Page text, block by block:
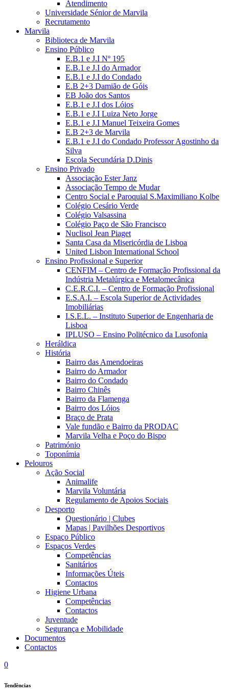
Atendimento
Universidade Sénior de Marvila
Recrutamento
Marvila
Biblioteca de Marvila
Ensino Público
E.B.1 e J.I Nº 195
E.B.1 e J.I do Armador
E.B.1 e J.I do Condado
E.B 2+3 Damião de Góis
EB João dos Santos
E.B.1 e J.I dos Lóios
E.B.1 e J.I Luiza Neto Jorge
E.B.1 e J.I Manuel Teixeira Gomes
E.B 2+3 de Marvila
E.B.1 e J.I do Condado Professor Agostinho da
Silva
Escola Secundária D.Dinis
Ensino Privado
Associação Ester Janz
Associação Tempo de Mudar
Centro Social e Paroquial S.Maximiliano Kolbe
Colégio Cesário Verde
Colégio Valsassina
Colégio Paço de São Francisco
Nuclisol Jean Piaget
Santa Casa da Misericórdia de Lisboa
United Lisbon International School
Ensino Profissional e Superior
CENFIM – Centro de Formação Profissional da
Indústria Metalúrgica e Metalomecânica
C.E.R.C.I. – Centro de Formação Profissional
E.S.A.I. – Escola Superior de Actividades
Imobiliárias
I.S.E.L. – Instituto Superior de Engenharia de
Lisboa
IPLUSO – Ensino Politécnico da Lusofonia
Heráldica
História
Bairro das Amendoeiras
Bairro do Armador
Bairro do Condado
Bairro Chinês
Bairro da Flamenga
Bairro dos Lóios
Braço de Prata
Vale fundão e Bairro da PRODAC
Marvila Velha e Poço do Bispo
Património
Toponímia
Pelouros
Ação Social
Animalife
Marvila Voluntária
Regulamento de Apoios Sociais
Desporto
Questionário | Clubes
Mapas | Pavilhões Desportivos
Espaço Público
Espaços Verdes
Competências
Sanitários
Informações Úteis
Contactos
Higiene Urbana
Competências
Contactos
Juventude
Segurança e Mobilidade
Documentos
Contactos
0
Tendências